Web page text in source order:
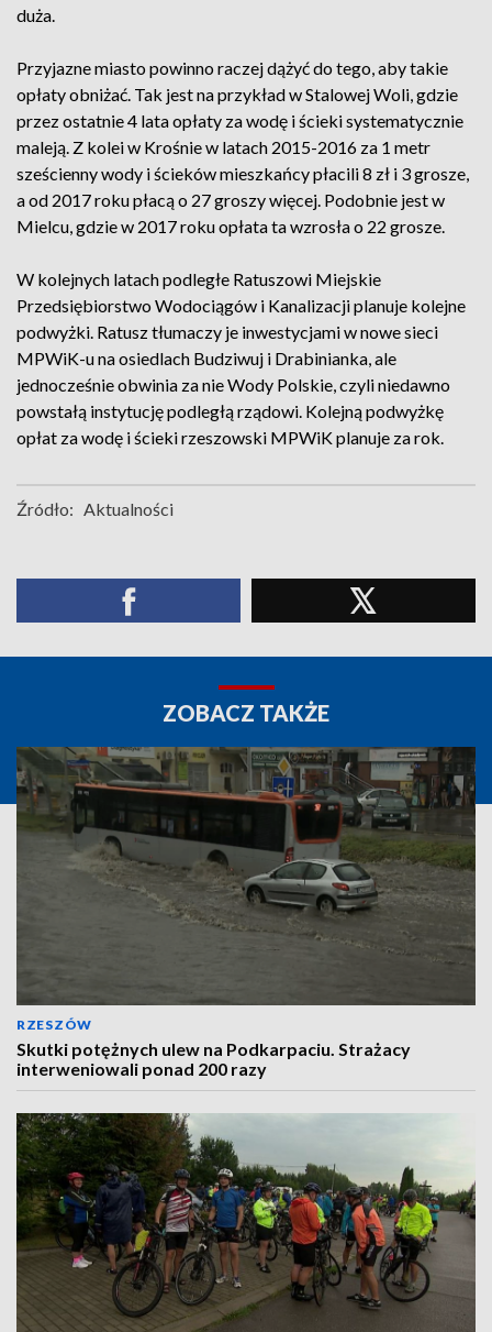
duża.
Przyjazne miasto powinno raczej dążyć do tego, aby takie
opłaty obniżać. Tak jest na przykład w Stalowej Woli, gdzie
przez ostatnie 4 lata opłaty za wodę i ścieki systematycznie
maleją. Z kolei w Krośnie w latach 2015-2016 za 1 metr
sześcienny wody i ścieków mieszkańcy płacili 8 zł i 3 grosze,
a od 2017 roku płacą o 27 groszy więcej. Podobnie jest w
Mielcu, gdzie w 2017 roku opłata ta wzrosła o 22 grosze.
W kolejnych latach podległe Ratuszowi Miejskie
Przedsiębiorstwo Wodociągów i Kanalizacji planuje kolejne
podwyżki. Ratusz tłumaczy je inwestycjami w nowe sieci
MPWiK-u na osiedlach Budziwuj i Drabinianka, ale
jednocześnie obwinia za nie Wody Polskie, czyli niedawno
powstałą instytucję podległą rządowi. Kolejną podwyżkę
opłat za wodę i ścieki rzeszowski MPWiK planuje za rok.
Źródło: Aktualności
ZOBACZ TAKŻE
RZESZÓW
Skutki potężnych ulew na Podkarpaciu. Strażacy
interweniowali ponad 200 razy